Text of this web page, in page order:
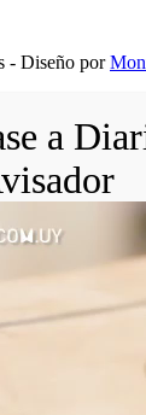
- Diseño por
a